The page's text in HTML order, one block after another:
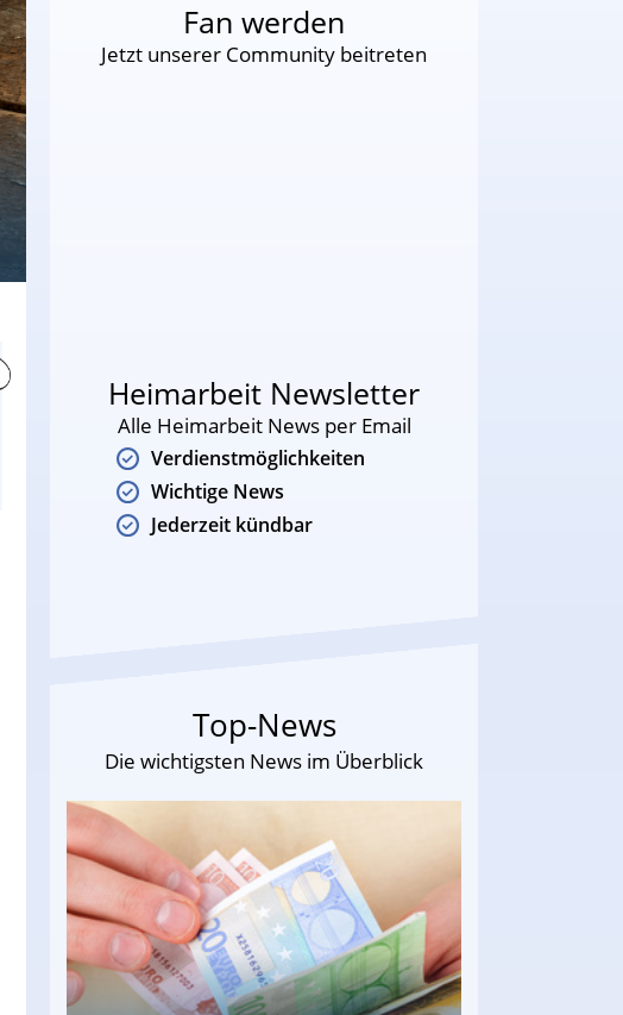
Fan werden
Jetzt unserer Community beitreten
Heimarbeit Newsletter
Alle Heimarbeit News per Email
Verdienstmöglichkeiten
Wichtige News
Jederzeit kündbar
Top-News
Die wichtigsten News im Überblick